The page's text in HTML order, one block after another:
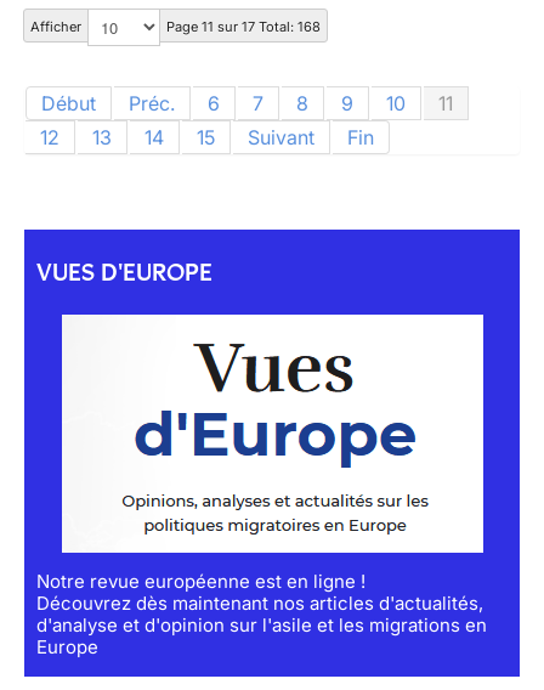
Afficher Page 11 sur 17 Total: 168
Début Préc. 6 7 8 9 10
11
12
13 14 15 Suivant Fin
VUES D'EUROPE
Notre revue européenne est en ligne !
Découvrez dès maintenant nos articles d'actualités,
d'analyse et d'opinion sur l'asile et les migrations en
Europe